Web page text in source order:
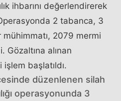
ihbarını değerlendirerek
2 tabanca, 3
2079 mermi
Gözaltına alınan
başlatıldı.
düzenlenen silah
operasyonunda 3